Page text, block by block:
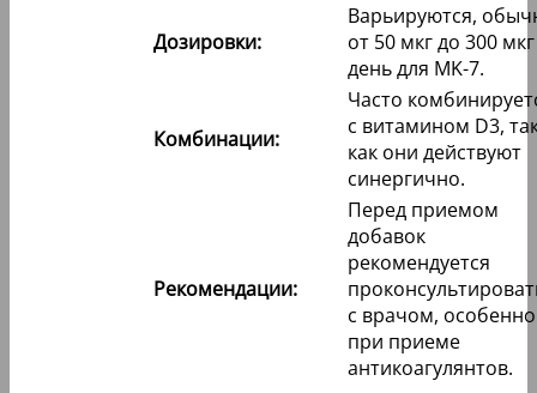
Дозировки:
Варьируются,
от 50 мкг до 300
день для MK-7.
Комбинации:
Часто
с витамином D3,
как они действуют
синергично.
Рекомендации:
Перед приемом
добавок
рекомендуется
с врачом, особенно
при приеме
антикоагулянтов.